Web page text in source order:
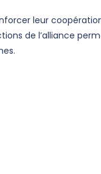
leur
de l’alliance